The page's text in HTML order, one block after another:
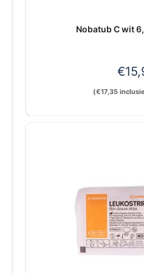
Nobatub C wit
€
(€17,35